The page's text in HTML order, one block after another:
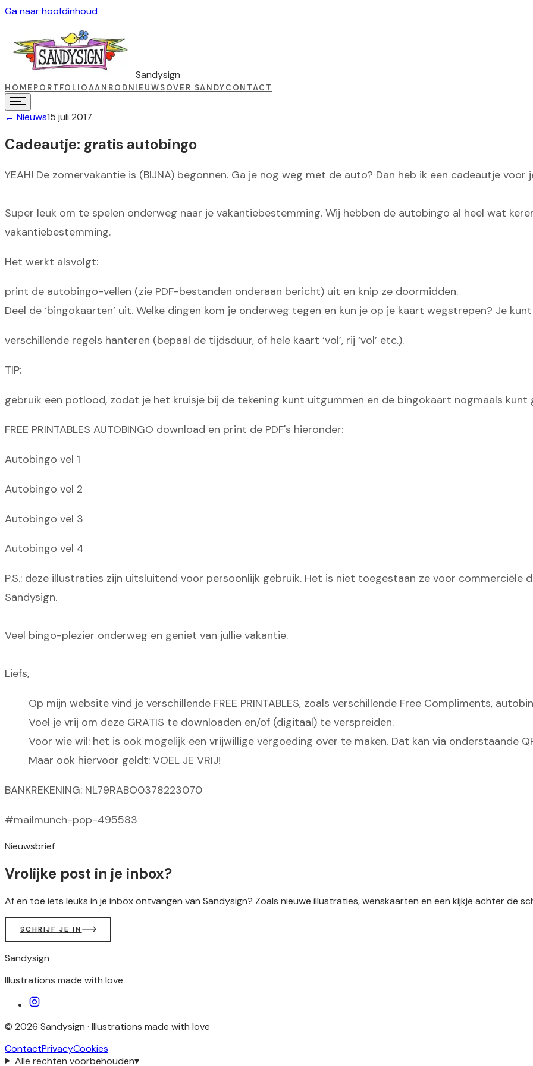
Ga naar hoofdinhoud
Sandysign
HOME PORTFOLIOAANBODNIEUWSOVER SANDYCONTACT
← Nieuws15 juli 2017
Cadeautje: gratis autobingo
YEAH! De zomervakantie is (BIJNA) begonnen. Ga je nog weg met de auto? Dan heb ik een cadeautje voor
Super leuk om te spelen onderweg naar je vakantiebestemming. Wij hebben de autobingo al heel wat
vakantiebestemming.
Het werkt alsvolgt:
print de autobingo-vellen (zie PDF-bestanden onderaan bericht) uit en knip ze doormidden.
Deel de ‘bingokaarten’ uit. Welke dingen kom je onderweg tegen en kun je op je kaart wegstrepen? Je kunt
verschillende regels hanteren (bepaal de tijdsduur, of hele kaart ‘vol’, rij ‘vol’ etc.).
TIP:
gebruik een potlood, zodat je het kruisje bij de tekening kunt uitgummen en de bingokaart nogmaals kunt
FREE PRINTABLES AUTOBINGO download en print de PDF's hieronder:
Autobingo vel 1
Autobingo vel 2
Autobingo vel 3
Autobingo vel 4
P.S.: deze illustraties zijn uitsluitend voor persoonlijk gebruik. Het is niet toegestaan ze voor commerciële
Sandysign.
Veel bingo-plezier onderweg en geniet van jullie vakantie.
Liefs,
Op mijn website vind je verschillende FREE PRINTABLES, zoals verschillende Free Compliments,
Voel je vrij om deze GRATIS te downloaden en/of (digitaal) te verspreiden.
Voor wie wil: het is ook mogelijk een vrijwillige vergoeding over te maken. Dat kan via onderstaande
Maar ook hiervoor geldt: VOEL JE VRIJ!
BANKREKENING: NL79RABO0378223070
#mailmunch-pop-495583
Nieuwsbrief
Vrolijke post in je inbox?
Af en toe iets leuks in je inbox ontvangen van Sandysign? Zoals nieuwe illustraties, wenskaarten en een kijkje achter de
SCHRIJF JE IN
Sandysign
Illustrations made with love
© 2026 Sandysign · Illustrations made with love
ContactPrivacyCookies
Alle rechten voorbehouden▾